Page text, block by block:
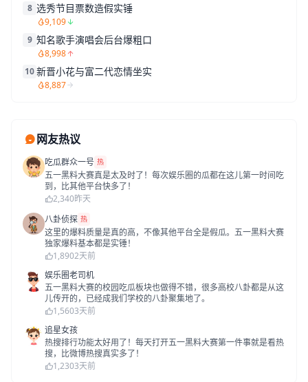
8 选秀节目票数造假实锤
9,109
9 知名歌手演唱会后台爆粗口
8,998
10新晋小花与富二代恋情坐实
8,887
网友热议
吃瓜群众一号 热
五一黑料大赛真是太及时了！每次娱乐圈的瓜都在这儿第一时间吃
到，比其他平台快多了！
2,340昨天
八卦侦探 热
这里的爆料质量是真的高，不像其他平台全是假瓜。五一黑料大赛
独家爆料基本都是实锤！
1,8902天前
娱乐圈老司机
五一黑料大赛的校园吃瓜板块也做得不错，很多高校八卦都是从这
儿传开的，已经成我们学校的八卦聚集地了。
1,5603天前
追星女孩
热搜排行功能太好用了！每天打开五一黑料大赛第一件事就是看热
搜，比微博热搜真实多了！
1,2303天前